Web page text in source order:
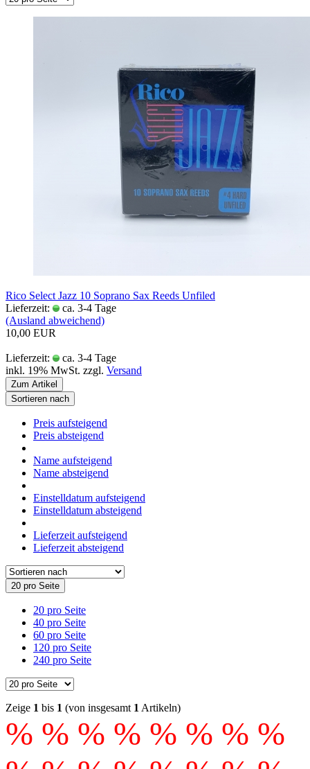
Rico Select Jazz 10 Soprano Sax Reeds Unfiled
Lieferzeit:
ca. 3-4 Tage
(Ausland abweichend)
10,00 EUR
Lieferzeit:
ca. 3-4 Tage
inkl. 19% MwSt. zzgl. Versand
Zum Artikel
Sortieren nach
Preis aufsteigend
Preis absteigend
Name aufsteigend
Name absteigend
Einstelldatum aufsteigend
Einstelldatum absteigend
Lieferzeit aufsteigend
Lieferzeit absteigend
20 pro Seite
20 pro Seite
40 pro Seite
60 pro Seite
120 pro Seite
240 pro Seite
Zeige 1 bis 1 (von insgesamt 1 Artikeln)
% % % % % % % %